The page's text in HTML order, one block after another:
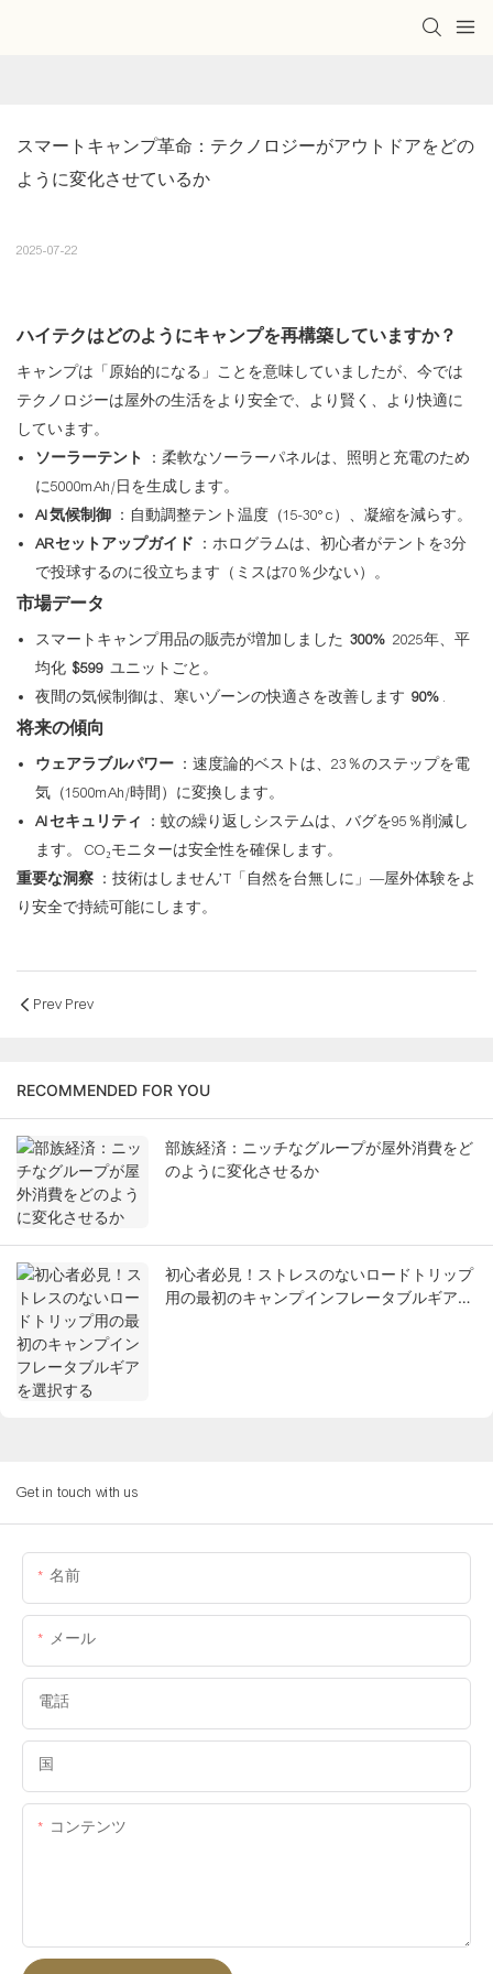
スマートキャンプ革命：テクノロジーがアウトドアをどの
ように変化させているか
2025-07-22
ハイテクはどのようにキャンプを再構築していますか？
キャンプは「原始的になる」ことを意味していましたが、今では
テクノロジーは屋外の生活をより安全で、より賢く、より快適に
しています。
ソーラーテント
：柔軟なソーラーパネルは、照明と充電のため
に5000mAh/日を生成します。
AI気候制御 ：自動調整テント温度（15-30°c）、凝縮を減らす。
ARセットアップガイド
：ホログラムは、初心者がテントを3分
で投球するのに役立ちます（ミスは70％少ない）。
市場データ
スマートキャンプ用品の販売が増加しました 300% 2025年、平
均化 $599 ユニットごと。
夜間の気候制御は、寒いゾーンの快適さを改善します 90% .
将来の傾向
ウェアラブルパワー ：速度論的ベストは、23％のステップを電
気（1500mAh/時間）に変換します。
AIセキュリティ
：蚊の繰り返しシステムは、バグを95％削減し
ます。 CO₂モニターは安全性を確保します。
重要な洞察 ：技術はしません’T「自然を台無しに」—屋外体験をよ
り安全で持続可能にします。
Prev Prev
RECOMMENDED FOR YOU
部族経済：ニッチなグループが屋外消費をど
のように変化させるか
初心者必見！ストレスのないロードトリップ
用の最初のキャンプインフレータブルギアを
Get in touch with us
名前
メール
電話
国
コンテンツ